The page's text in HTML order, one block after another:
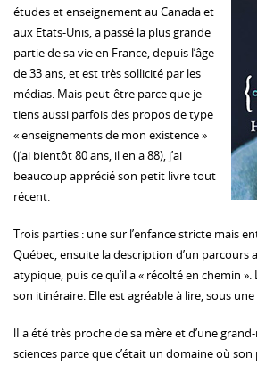
études et enseignement au Canada et
aux Etats-Unis, a passé la plus grande
partie de sa vie en France, depuis l’âge
de 33 ans, et est très sollicité par les
médias. Mais peut-être parce que je
tiens aussi parfois des propos de type
« enseignements de mon existence »
(j’ai bientôt 80 ans, il en a 88), j’ai
beaucoup apprécié son petit livre tout
récent.
Trois parties : une sur l’enfance stricte mais
Québec, ensuite la description d’un parcours
atypique, puis ce qu’il a « récolté en chemin
son itinéraire. Elle est agréable à lire, sous
lI a été très proche de sa mère et d’une
sciences parce que c’était un domaine où